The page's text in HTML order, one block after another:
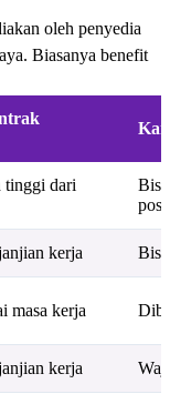
oleh penyedia
Biasanya benefit
tinggi dari
kerja
masa kerja
kerja